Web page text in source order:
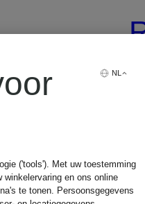
NL
('tools'). Met uw toestemming
winkelervaring en ons online
te tonen. Persoonsgegevens